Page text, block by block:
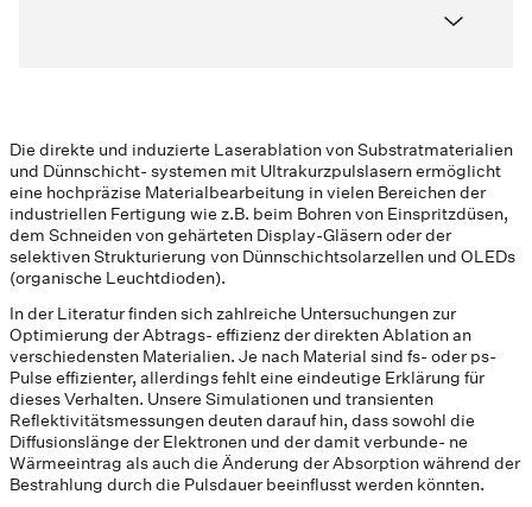
Die direkte und induzierte Laserablation von Substratmaterialien
und Dünnschicht- systemen mit Ultrakurzpulslasern ermöglicht
eine hochpräzise Materialbearbeitung in vielen Bereichen der
industriellen Fertigung wie z.B. beim Bohren von Einspritzdüsen,
dem Schneiden von gehärteten Display-Gläsern oder der
selektiven Strukturierung von Dünnschichtsolarzellen und OLEDs
(organische Leuchtdioden).
In der Literatur finden sich zahlreiche Untersuchungen zur
Optimierung der Abtrags- effizienz der direkten Ablation an
verschiedensten Materialien. Je nach Material sind fs- oder ps-
Pulse effizienter, allerdings fehlt eine eindeutige Erklärung für
dieses Verhalten. Unsere Simulationen und transienten
Reflektivitätsmessungen deuten darauf hin, dass sowohl die
Diffusionslänge der Elektronen und der damit verbunde- ne
Wärmeeintrag als auch die Änderung der Absorption während der
Bestrahlung durch die Pulsdauer beeinflusst werden könnten.